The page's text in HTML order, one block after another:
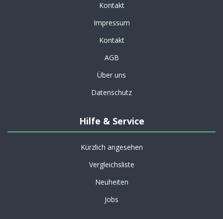
Kontakt
Impressum
Kontakt
AGB
Über uns
Datenschutz
Hilfe & Service
Kürzlich angesehen
Vergleichsliste
Neuheiten
Jobs